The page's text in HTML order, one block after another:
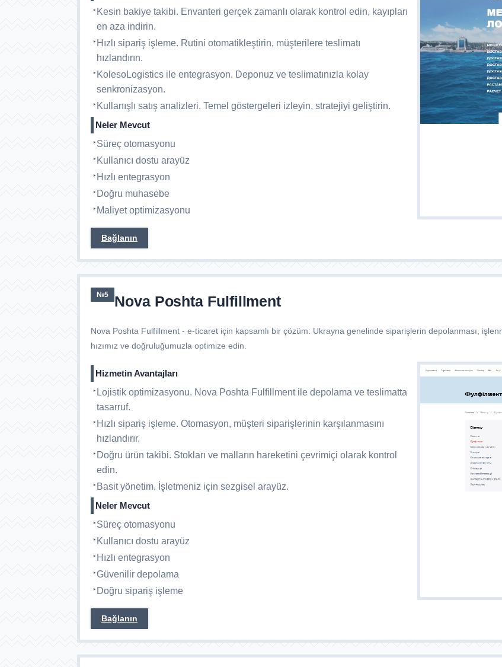
Kesin bakiye takibi. Envanteri gerçek zamanlı olarak kontrol edin, kayıpları
en aza indirin.
Hızlı sipariş işleme. Rutini otomatikleştirin, müşterilere teslimatı
hızlandırın.
KolesoLogistics ile entegrasyon. Deponuz ve teslimatınızla kolay
senkronizasyon.
Kullanışlı satış analizleri. Temel göstergeleri izleyin, stratejiyi geliştirin.
Neler Mevcut
Süreç otomasyonu
Kullanıcı dostu arayüz
Hızlı entegrasyon
Doğru muhasebe
Maliyet optimizasyonu
Bağlanın
№5 Nova Poshta Fulfillment
Nova Poshta Fulfillment - e-ticaret için kapsamlı bir çözüm: Ukrayna genelinde siparişlerin depolanması,
hızımız ve doğruluğumuzla optimize edin.
Hizmetin Avantajları
Lojistik optimizasyonu. Nova Poshta Fulfillment ile depolama ve teslimatta
tasarruf.
Hızlı sipariş işleme. Otomasyon, müşteri siparişlerinin karşılanmasını
hızlandırır.
Doğru ürün takibi. Stokları ve malların hareketini çevrimiçi olarak kontrol
edin.
Basit yönetim. İşletmeniz için sezgisel arayüz.
Neler Mevcut
Süreç otomasyonu
Kullanıcı dostu arayüz
Hızlı entegrasyon
Güvenilir depolama
Doğru sipariş işleme
Bağlanın